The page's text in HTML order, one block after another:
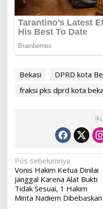
Bekasi
DPRD kota
fraksi pks dprd kota
Navigasi
pos
Pos sebelumnya
Vonis Hakim Ketua Dinilai
Janggal Karena Alat Bukti
Tidak Sesuai, 1 Hakim
Minta Nadiem Dibebaskan